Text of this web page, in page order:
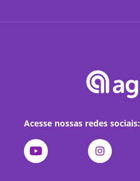
Acesse nossas redes sociais: